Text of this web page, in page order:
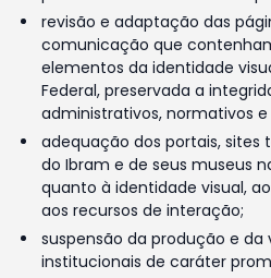
revisão e adaptação das
comunicação que
elementos da identidade
Federal, preservada a
administrativos, normativos e
adequação dos portais, sites
do Ibram e de seus museus
quanto à identidade visual,
aos recursos de interação;
suspensão da produção e
institucionais de caráter